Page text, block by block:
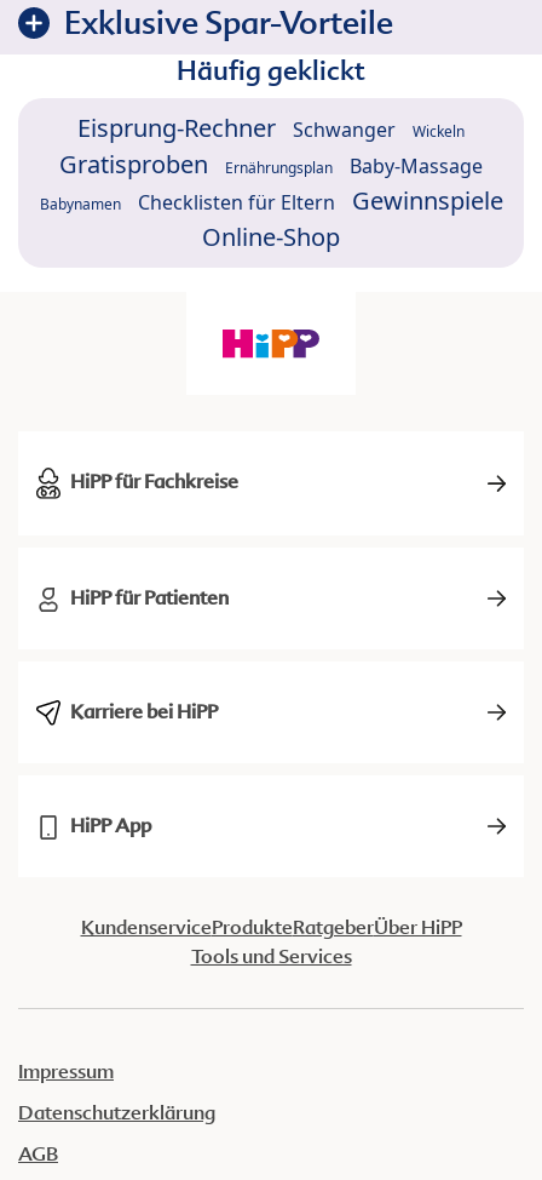
Exklusive Spar-Vorteile
Häufig geklickt
Eisprung-Rechner Schwanger Wickeln
Gratisproben Ernährungsplan Baby-Massage
Babynamen Checklisten für Eltern
Gewinnspiele
Online-Shop
HiPP für Fachkreise
HiPP für Patienten
Karriere bei HiPP
HiPP App
KundenserviceProdukteRatgeberÜber HiPP
Tools und Services
Impressum
Datenschutzerklärung
AGB